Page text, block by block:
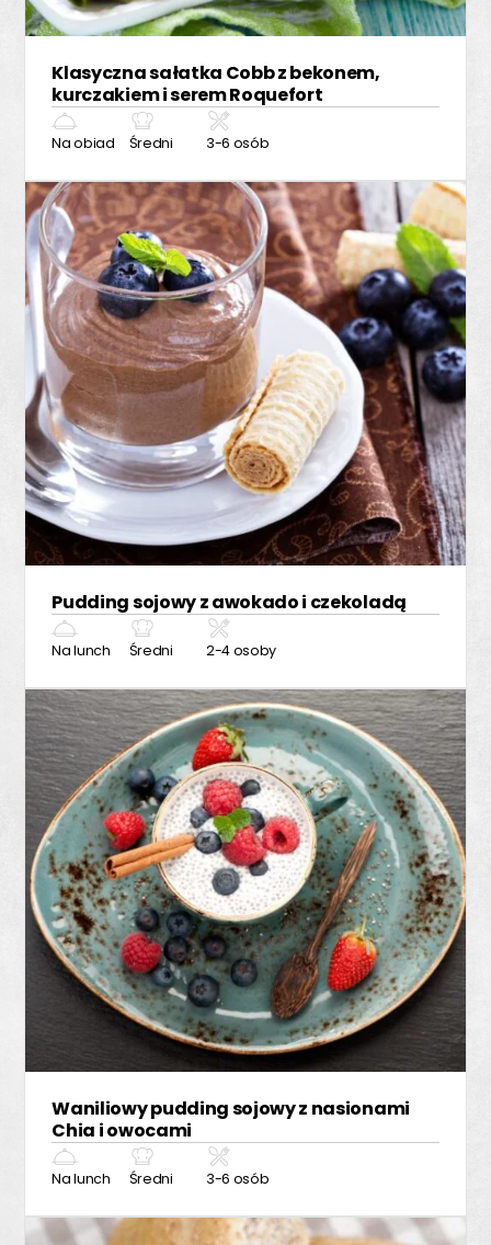
Klasyczna sałatka Cobb z bekonem,
kurczakiem i serem Roquefort
Na obiad Średni 3-6 osób
Pudding sojowy z awokado i czekoladą
Na lunch Średni 2-4 osoby
Waniliowy pudding sojowy z nasionami
Chia i owocami
Na lunch Średni 3-6 osób